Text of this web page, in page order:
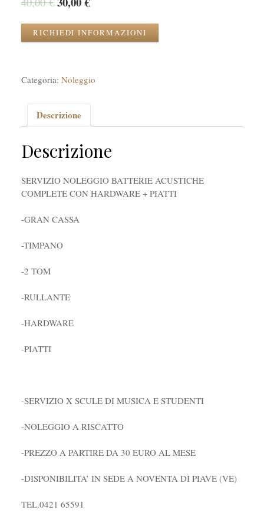
RICHIEDI INFORMAZIONI
Categoria: Noleggio
Descrizione
Descrizione
SERVIZIO NOLEGGIO BATTERIE ACUSTICHE
COMPLETE CON HARDWARE + PIATTI
-GRAN CASSA
-TIMPANO
-2 TOM
-RULLANTE
-HARDWARE
-PIATTI
-SERVIZIO X SCULE DI MUSICA E STUDENTI
-NOLEGGIO A RISCATTO
-PREZZO A PARTIRE DA 30 EURO AL MESE
-DISPONIBILITA’ IN SEDE A NOVENTA DI PIAVE (VE)
TEL.0421 65591